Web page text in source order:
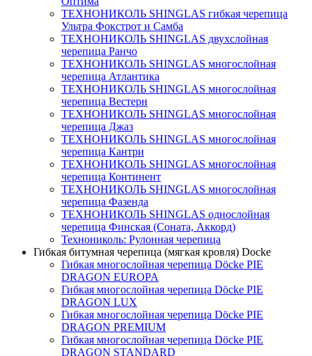
ТЕХНОНИКОЛЬ SHINGLAS гибкая черепица
Ультра Фокстрот и Самба
ТЕХНОНИКОЛЬ SHINGLAS двухслойная
черепица Ранчо
ТЕХНОНИКОЛЬ SHINGLAS многослойная
черепица Атлантика
ТЕХНОНИКОЛЬ SHINGLAS многослойная
черепица Вестерн
ТЕХНОНИКОЛЬ SHINGLAS многослойная
черепица Джаз
ТЕХНОНИКОЛЬ SHINGLAS многослойная
черепица Кантри
ТЕХНОНИКОЛЬ SHINGLAS многослойная
черепица Континент
ТЕХНОНИКОЛЬ SHINGLAS многослойная
черепица Фазенда
ТЕХНОНИКОЛЬ SHINGLAS однослойная
черепица Финская (Соната, Аккорд)
Технониколь: Рулонная черепица
Гибкая битумная черепица (мягкая кровля) Docke
Гибкая многослойная черепица Döcke PIE
DRAGON EUROPA
Гибкая многослойная черепица Döcke PIE
DRAGON LUX
Гибкая многослойная черепица Döcke PIE
DRAGON PREMIUM
Гибкая многослойная черепица Döcke PIE
DRAGON STANDARD